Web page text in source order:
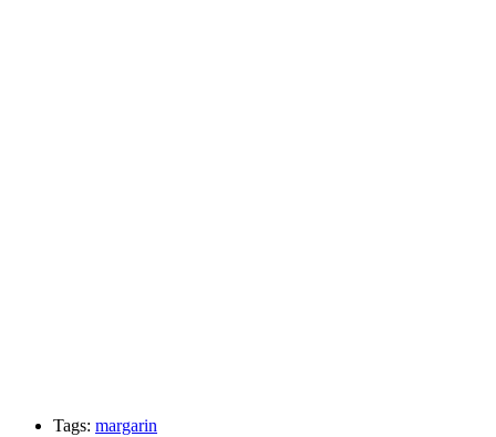
Tags: margarin